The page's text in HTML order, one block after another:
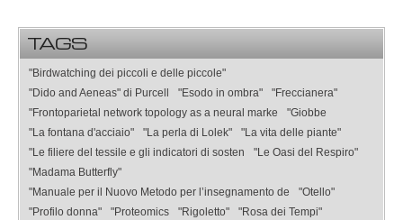
TAGS
"Birdwatching dei piccoli e delle piccole"
"Dido and Aeneas" di Purcell
"Esodo in ombra"
"Freccianera"
"Frontoparietal network topology as a neural marke
"Giobbe
"La fontana d'acciaio"
"La perla di Lolek"
"La vita delle piante"
"Le filiere del tessile e gli indicatori di sosten
"Le Oasi del Respiro"
"Madama Butterfly"
"Manuale per il Nuovo Metodo per l’insegnamento de
"Otello"
"Profilo donna"
"Proteomics "Rigoletto"
"Rosa dei Tempi"